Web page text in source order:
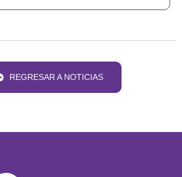
REGRESAR A NOTICIAS